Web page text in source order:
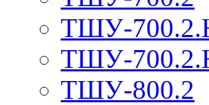
ТШУ-
ТШУ-
ТШУ-800.2